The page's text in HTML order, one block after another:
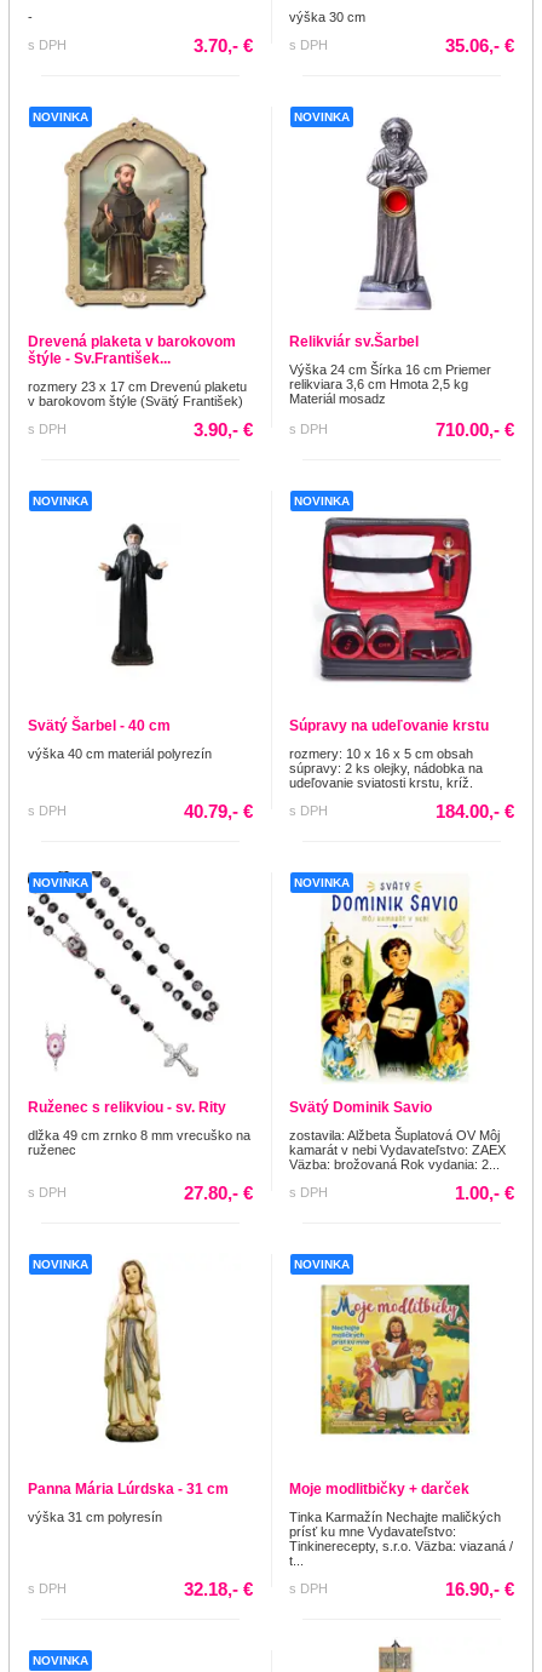
-
s DPH
3.70,- €
výška 30 cm
s DPH
35.06,- €
NOVINKA
Drevená plaketa v barokovom
štýle - Sv.František...
rozmery 23 x 17 cm Drevenú plaketu
v barokovom štýle (Svätý František)
s DPH
3.90,- €
NOVINKA
Relikviár sv.Šarbel
Výška 24 cm Šírka 16 cm Priemer
relikviara 3,6 cm Hmota 2,5 kg
Materiál mosadz
s DPH 710.00,- €
NOVINKA
Svätý Šarbel - 40 cm
výška 40 cm materiál polyrezín
s DPH 40.79,- €
NOVINKA
Súpravy na udeľovanie krstu
rozmery: 10 x 16 x 5 cm obsah
súpravy: 2 ks olejky, nádobka na
udeľovanie sviatosti krstu, kríž.
s DPH
184.00,- €
NOVINKA
Ruženec s relikviou - sv. Rity
dlžka 49 cm zrnko 8 mm vrecuško na
ruženec
s DPH 27.80,- €
NOVINKA
Svätý Dominik Savio
zostavila: Alžbeta Šuplatová OV Môj
kamarát v nebi Vydavateľstvo: ZAEX
Väzba: brožovaná Rok vydania: 2...
s DPH
1.00,- €
NOVINKA
Panna Mária Lúrdska - 31 cm
výška 31 cm polyresín
s DPH 32.18,- €
NOVINKA
Moje modlitbičky + darček
Tinka Karmažín Nechajte maličkých
prísť ku mne Vydavateľstvo:
Tinkinerecepty, s.r.o. Väzba: viazaná /
t...
s DPH
16.90,- €
NOVINKA